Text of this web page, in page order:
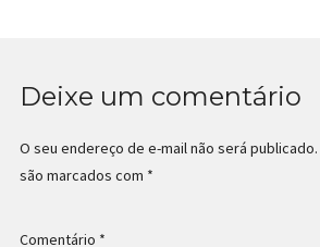
Deixe um comentário
O seu endereço de e-mail não será publicado.
são marcados com *
Comentário *